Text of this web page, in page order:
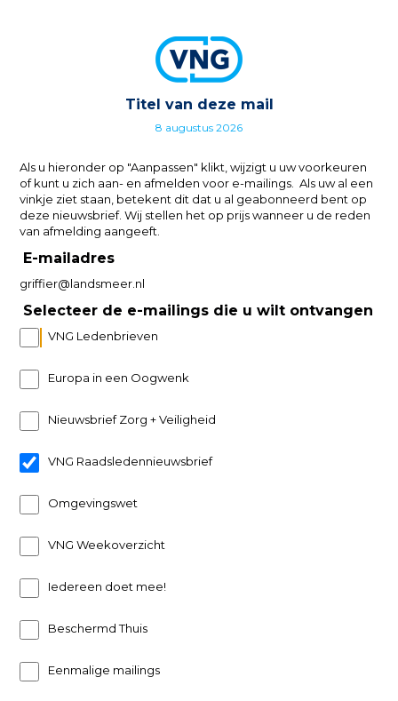
Titel van deze mail
8 augustus 2026
Als u hieronder op "Aanpassen" klikt, wijzigt u uw voorkeuren
of kunt u zich aan- en afmelden voor e-mailings. Als uw al een
vinkje ziet staan, betekent dit dat u al geabonneerd bent op
deze nieuwsbrief. Wij stellen het op prijs wanneer u de reden
van afmelding aangeeft.
E-mailadres
griffier@landsmeer.nl
Selecteer de e-mailings die u wilt ontvangen
VNG Ledenbrieven
Europa in een Oogwenk
Nieuwsbrief Zorg + Veiligheid
VNG Raadsledennieuwsbrief
Omgevingswet
VNG Weekoverzicht
Iedereen doet mee!
Beschermd Thuis
Eenmalige mailings